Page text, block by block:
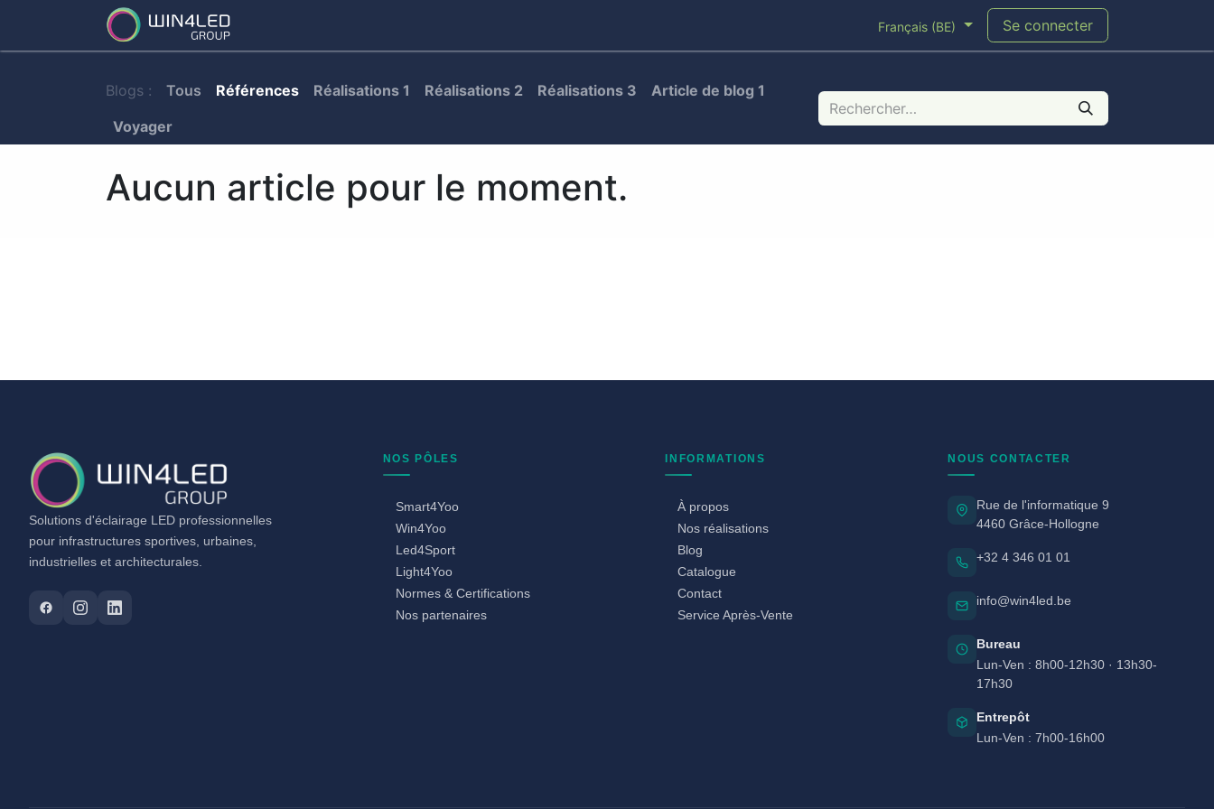
Français (BE) Se connecter
Blogs : Tous Références Réalisations 1 Réalisations 2 Réalisations 3
Article de blog 1
Voyager
Aucun article pour le moment.
Solutions d'éclairage LED professionnelles
pour infrastructures sportives, urbaines,
industrielles et architecturales.
NOS PÔLES
Smart4Yoo
Win4Yoo
Led4Sport
Light4Yoo
Normes & Certifications
Nos partenaires
INFORMATIONS
À propos
Nos réalisations
Blog
Catalogue
Contact
Service Après-Vente
NOUS CONTACTER
Rue de l'informatique 9
4460 Grâce-Hollogne
+32 4 346 01 01
info@win4led.be
Bureau
Lun-Ven : 8h00-12h30 · 13h30-
17h30
Entrepôt
Lun-Ven : 7h00-16h00